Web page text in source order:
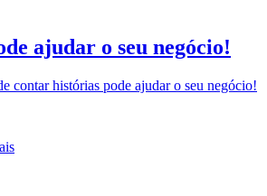
ajudar o seu negócio!
contar histórias pode ajudar o seu negócio!